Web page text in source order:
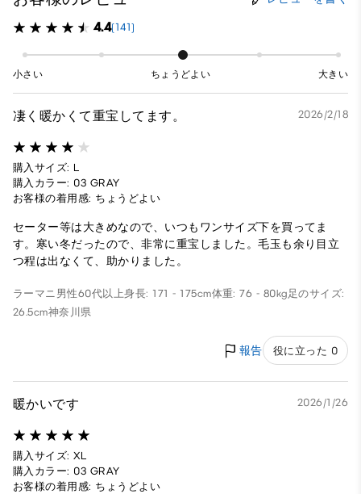
4.4(141)
小さい ちょうどよい 大きい
凄く暖かくて重宝してます。 2026/2/18
購入サイズ: L
購入カラー: 03 GRAY
お客様の着用感: ちょうどよい
セーター等は大きめなので、いつもワンサイズ下を買ってま
す。寒い冬だったので、非常に重宝しました。毛玉も余り目立
つ程は出なくて、助かりました。
ラーマニ 男性60代以上身長: 171 - 175cm体重: 76 - 80kg足のサイズ:
26.5cm神奈川県
報告 役に立った 0
暖かいです 2026/1/26
購入サイズ: XL
購入カラー: 03 GRAY
お客様の着用感: ちょうどよい